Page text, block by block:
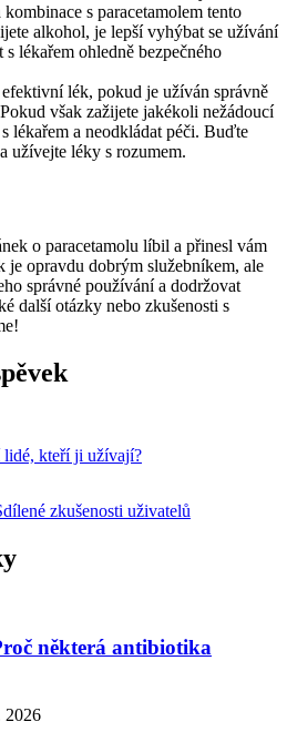
s paracetamolem tento
alkohol, je lepší vyhýbat se užívání
lékařem ohledně bezpečného
lék, pokud je užíván správně
však zažijete jakékoli nežádoucí
lékařem a neodkládat péči. Buďte
užívejte léky s rozumem.
o paracetamolu líbil a přinesl vám
je opravdu dobrým služebníkem, ale
správné používání a dodržovat
další otázky nebo zkušenosti s
lidé, kteří ji užívají?
zkušenosti uživatelů
některá antibiotika
2026